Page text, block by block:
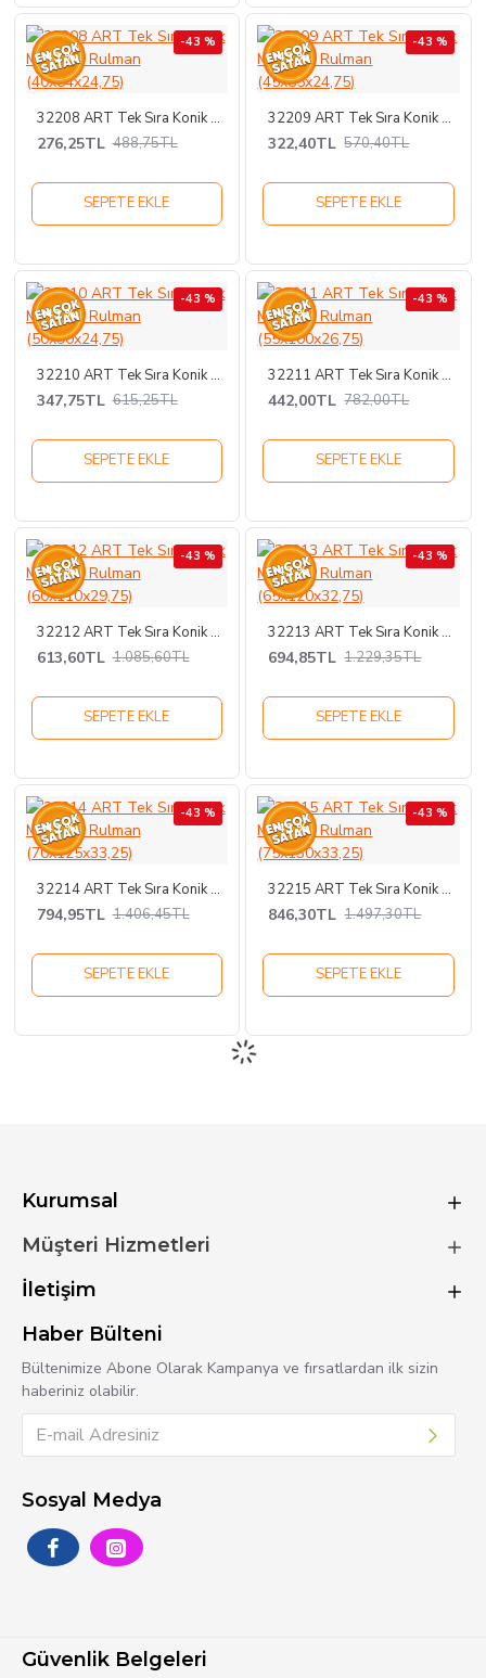
-43 %
-43 %
32208 ART Tek Sıra Konik Makaralı Rulman (40x84x24,75)
276,25TL 488,75TL
SEPETE EKLE
-43 %
-43 %
32209 ART Tek Sıra Konik Makaralı Rulman (45x85x24,75)
322,40TL 570,40TL
SEPETE EKLE
-43 %
-43 %
32210 ART Tek Sıra Konik Makaralı Rulman (50x90x24,75)
347,75TL 615,25TL
SEPETE EKLE
-43 %
-43 %
32211 ART Tek Sıra Konik Makaralı Rulman (55x100x26,75)
442,00TL 782,00TL
SEPETE EKLE
-43 %
-43 %
32212 ART Tek Sıra Konik Makaralı Rulman (60x110x29,75)
613,60TL 1.085,60TL
SEPETE EKLE
-43 %
-43 %
32213 ART Tek Sıra Konik Makaralı Rulman (65x120x32,75)
694,85TL 1.229,35TL
SEPETE EKLE
-43 %
-43 %
32214 ART Tek Sıra Konik Makaralı Rulman (70x125x33,25)
794,95TL 1.406,45TL
SEPETE EKLE
-43 %
-43 %
32215 ART Tek Sıra Konik Makaralı Rulman (75x130x33,25)
846,30TL 1.497,30TL
SEPETE EKLE
Kurumsal
Müşteri Hizmetleri
İletişim
Haber Bülteni
Bültenimize Abone Olarak Kampanya ve fırsatlardan ilk sizin
haberiniz olabilir.
Sosyal Medya
Güvenlik Belgeleri